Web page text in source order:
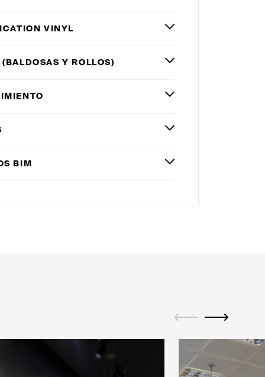
VINYL
(BALDOSAS Y ROLLOS)
BIM
ui.previousui.next